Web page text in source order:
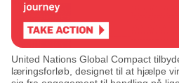
United Nations Global Compact
læringsforløb, designet til at hjælpe